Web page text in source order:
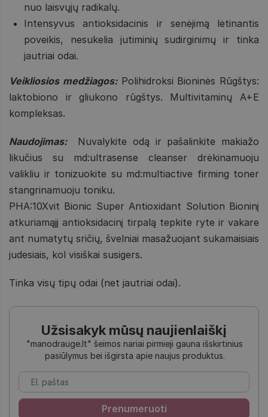
nuo laisvųjų radikalų.
Intensyvus antioksidacinis ir senėjimą lėtinantis
poveikis, nesukelia jutiminių sudirginimų ir tinka
jautriai odai.
Veikliosios medžiagos:Polihidroksi Bioninės Rūgštys:
laktobiono ir gliukono rūgštys. Multivitaminų A+E
kompleksas.
Naudojimas:
Nuvalykite odą ir pašalinkite makiažo
likučius su md:ultrasense cleanser drėkinamuoju
valikliu ir tonizuokite su md:multiactive firming toner
stangrinamuoju toniku.
PHA:10Xvit Bionic Super Antioxidant Solution Bioninį
atkuriamąjį antioksidacinį tirpalą tepkite ryte ir vakare
ant numatytų sričių, švelniai masažuojant sukamaisiais
judesiais, kol visiškai susigers.
Tinka visų tipų odai (net jautriai odai).
Užsisakyk mūsų naujienlaiškį
"manodrauge.lt" šeimos nariai pirmieji gauna išskirtinius
pasiūlymus bei išgirsta apie naujus produktus.